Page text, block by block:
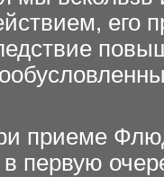
его
приеме
в первую